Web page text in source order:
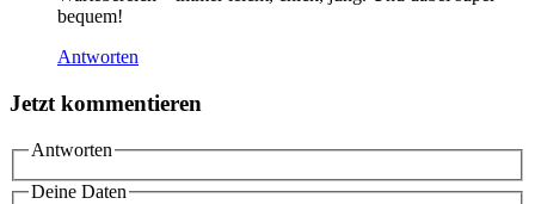
bequem!
Antworten
Jetzt kommentieren
Antworten
Deine Daten